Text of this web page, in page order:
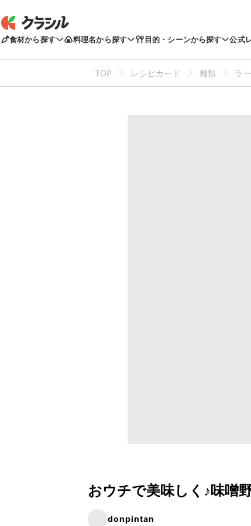
食材から探す 料理名から探す 目的・シーンから探す 公式
TOP レシピカード 麺類 ラ
おウチで美味しく♪味噌
donpintan